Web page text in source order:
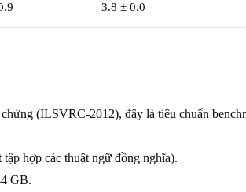
3.8 ± 0.0
(ILSVRC-2012), đây là tiêu chuẩn
hợp các thuật ngữ đồng nghĩa).
GB.